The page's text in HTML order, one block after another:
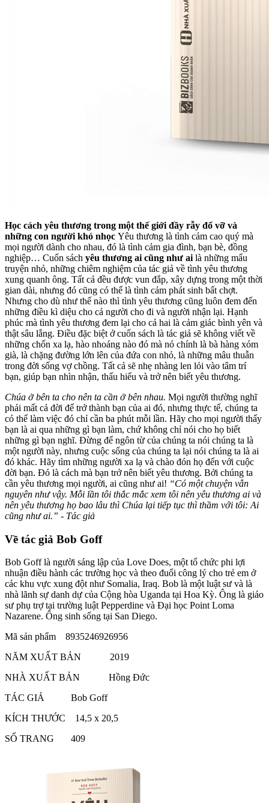
Học cách yêu thương trong một thế giới đầy rẫy đổ vỡ và
những con người khó nhọc Yêu thương là tình cảm cao quý mà
mọi người dành cho nhau, đó là tình cảm gia đình, bạn bè, đồng
nghiệp… Cuốn sách yêu thương ai cũng như ai là những mẩu
truyện nhỏ, những chiêm nghiệm của tác giả về tình yêu thương
xung quanh ông. Tất cả đều được vun đắp, xây dựng trong một thời
gian dài, nhưng đó cũng có thể là tình cảm phát sinh bất chợt.
Nhưng cho dù như thế nào thì tình yêu thương cũng luôn đem đến
những điều kì diệu cho cả người cho đi và người nhận lại. Hạnh
phúc mà tình yêu thương đem lại cho cả hai là cảm giác bình yên và
thật sâu lắng. Điều đặc biệt ở cuốn sách là tác giả sẽ không viết về
những chốn xa lạ, hào nhoáng nào đó mà nó chính là bà hàng xóm
già, là chặng đường lớn lên của đứa con nhỏ, là những mâu thuẫn
trong đời sống vợ chồng. Tất cả sẽ nhẹ nhàng len lỏi vào tâm trí
bạn, giúp bạn nhìn nhận, thấu hiểu và trở nên biết yêu thương.
Chúa ở bên ta cho nên ta cần ở bên nhau. Mọi người thường nghĩ
phải mất cả đời để trở thành bạn của ai đó, nhưng thực tế, chúng ta
có thể làm việc đó chỉ cần ba phút mỗi lần. Hãy cho mọi người thấy
bạn là ai qua những gì bạn làm, chứ không chỉ nói cho họ biết
những gì bạn nghĩ. Đừng để ngôn từ của chúng ta nói chúng ta là
một người này, nhưng cuộc sống của chúng ta lại nói chúng ta là ai
đó khác. Hãy tìm những người xa lạ và chào đón họ đến với cuộc
đời bạn. Đó là cách mà bạn trở nên biết yêu thương. Bởi chúng ta
cần yêu thương mọi người, ai cũng như ai! “Có một chuyện vẫn
nguyên như vậy. Mỗi lần tôi thắc mắc xem tôi nên yêu thương ai và
nên yêu thương họ bao lâu thì Chúa lại tiếp tục thì thầm với tôi: Ai
cũng như ai.” - Tác giả
Về tác giả Bob Goff
Bob Goff là người sáng lập của Love Does, một tổ chức phi lợi
nhuận điều hành các trường học và theo đuổi công lý cho trẻ em ở
các khu vực xung đột như Somalia, Iraq. Bob là một luật sư và là
nhà lãnh sự danh dự của Cộng hòa Uganda tại Hoa Kỳ. Ông là giáo
sư phụ trợ tại trường luật Pepperdine và Đại học Point Loma
Nazarene. Ông sinh sống tại San Diego.
Mã sản phẩm 8935246926956
NĂM XUẤT BẢN 2019
NHÀ XUẤT BẢN Hồng Đức
TÁC GIẢ Bob Goff
KÍCH THƯỚC 14,5 x 20,5
SỐ TRANG 409